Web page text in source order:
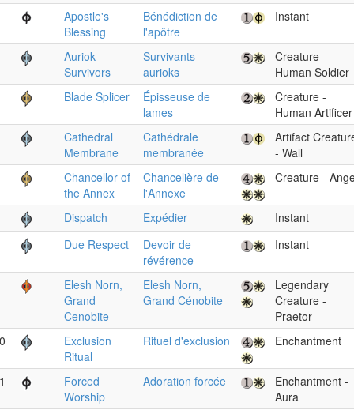
Apostle's
Blessing
Bénédiction de
l'apôtre
Instant
Auriok
Survivors
Survivants
aurioks
Creature -
Human Soldier
Blade Splicer
Épisseuse de
lames
Creature -
Human Artificer
Cathedral
Membrane
Cathédrale
membranée
Artifact
- Wall
Chancellor of
the Annex
Chancelière de
l'Annexe
Creature -
Dispatch Expédier
Instant
Due Respect
Devoir de
révérence
Instant
Elesh Norn,
Grand
Cenobite
Elesh Norn,
Grand Cénobite
Legendary
Creature -
Praetor
Exclusion
Ritual
Rituel d'exclusion Enchantment
Forced
Worship
Adoration forcée
Enchantment -
Aura